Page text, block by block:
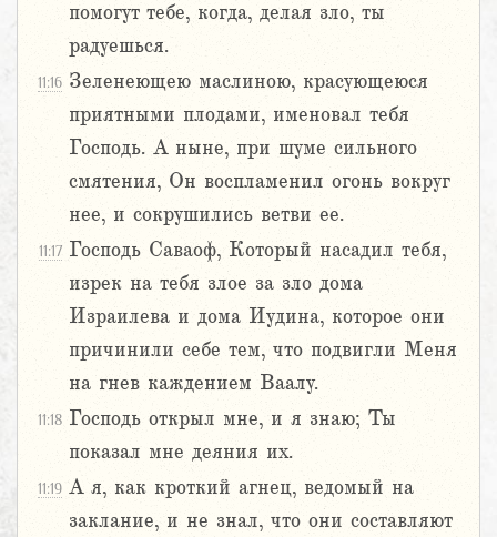
помогут тебе, когда, делая зло, ты
радуешься.
11:16 Зеленеющею маслиною, красующеюся
приятными плодами, именовал тебя
Господь. А ныне, при шуме сильного
смятения, Он воспламенил огонь вокруг
нее, и сокрушились ветви ее.
11:17 Господь Саваоф, Который насадил тебя,
изрек на тебя злое за зло дома
Израилева и дома Иудина, которое они
причинили себе тем, что подвигли Меня
на гнев каждением Ваалу.
11:18 Господь открыл мне, и я знаю; Ты
показал мне деяния их.
11:19 А я, как кроткий агнец, ведомый на
заклание, и не знал, что они составляют